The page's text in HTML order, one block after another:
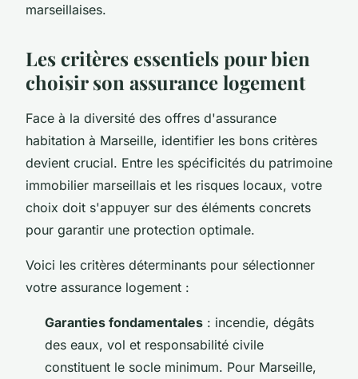
marseillaises.
Les critères essentiels pour bien
choisir son assurance logement
Face à la diversité des offres d'assurance
habitation à Marseille, identifier les bons critères
devient crucial. Entre les spécificités du patrimoine
immobilier marseillais et les risques locaux, votre
choix doit s'appuyer sur des éléments concrets
pour garantir une protection optimale.
Voici les critères déterminants pour sélectionner
votre assurance logement :
Garanties fondamentales : incendie, dégâts
des eaux, vol et responsabilité civile
constituent le socle minimum. Pour Marseille,